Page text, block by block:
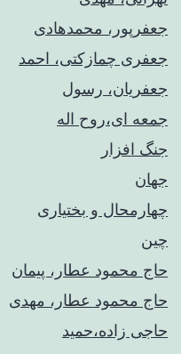
جعفرپور، محمدهادی
جعفری چمازکتی، احمد
جعفریان، رسول
جمعه ای،روح اله
جنگ افزار
جهان
چهارمحال و بختیاری
چین
حاج محمود عطار، پیمان
حاج محمود عطار، مهدی
حاجی زاده،حمید